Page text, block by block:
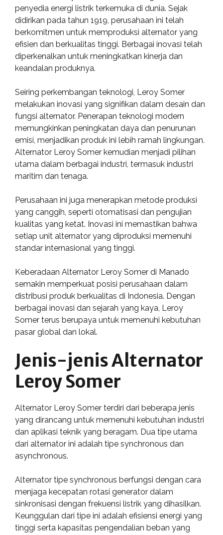
penyedia energi listrik terkemuka di dunia. Sejak
didirikan pada tahun 1919, perusahaan ini telah
berkomitmen untuk memproduksi alternator yang
efisien dan berkualitas tinggi. Berbagai inovasi telah
diperkenalkan untuk meningkatkan kinerja dan
keandalan produknya.
Seiring perkembangan teknologi, Leroy Somer
melakukan inovasi yang signifikan dalam desain dan
fungsi alternator. Penerapan teknologi modern
memungkinkan peningkatan daya dan penurunan
emisi, menjadikan produk ini lebih ramah lingkungan.
Alternator Leroy Somer kemudian menjadi pilihan
utama dalam berbagai industri, termasuk industri
maritim dan tenaga.
Perusahaan ini juga menerapkan metode produksi
yang canggih, seperti otomatisasi dan pengujian
kualitas yang ketat. Inovasi ini memastikan bahwa
setiap unit alternator yang diproduksi memenuhi
standar internasional yang tinggi.
Keberadaan Alternator Leroy Somer di Manado
semakin memperkuat posisi perusahaan dalam
distribusi produk berkualitas di Indonesia. Dengan
berbagai inovasi dan sejarah yang kaya, Leroy
Somer terus berupaya untuk memenuhi kebutuhan
pasar global dan lokal.
Jenis-jenis Alternator
Leroy Somer
Alternator Leroy Somer terdiri dari beberapa jenis
yang dirancang untuk memenuhi kebutuhan industri
dan aplikasi teknik yang beragam. Dua tipe utama
dari alternator ini adalah tipe synchronous dan
asynchronous.
Alternator tipe synchronous berfungsi dengan cara
menjaga kecepatan rotasi generator dalam
sinkronisasi dengan frekuensi listrik yang dihasilkan.
Keunggulan dari tipe ini adalah efisiensi energi yang
tinggi serta kapasitas pengendalian beban yang